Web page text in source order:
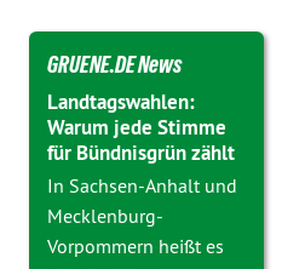
GRUENE.DE News
Landtagswahlen:
Warum jede Stimme
für Bündnisgrün zählt
In Sachsen-Anhalt und
Mecklenburg-
Vorpommern heißt es